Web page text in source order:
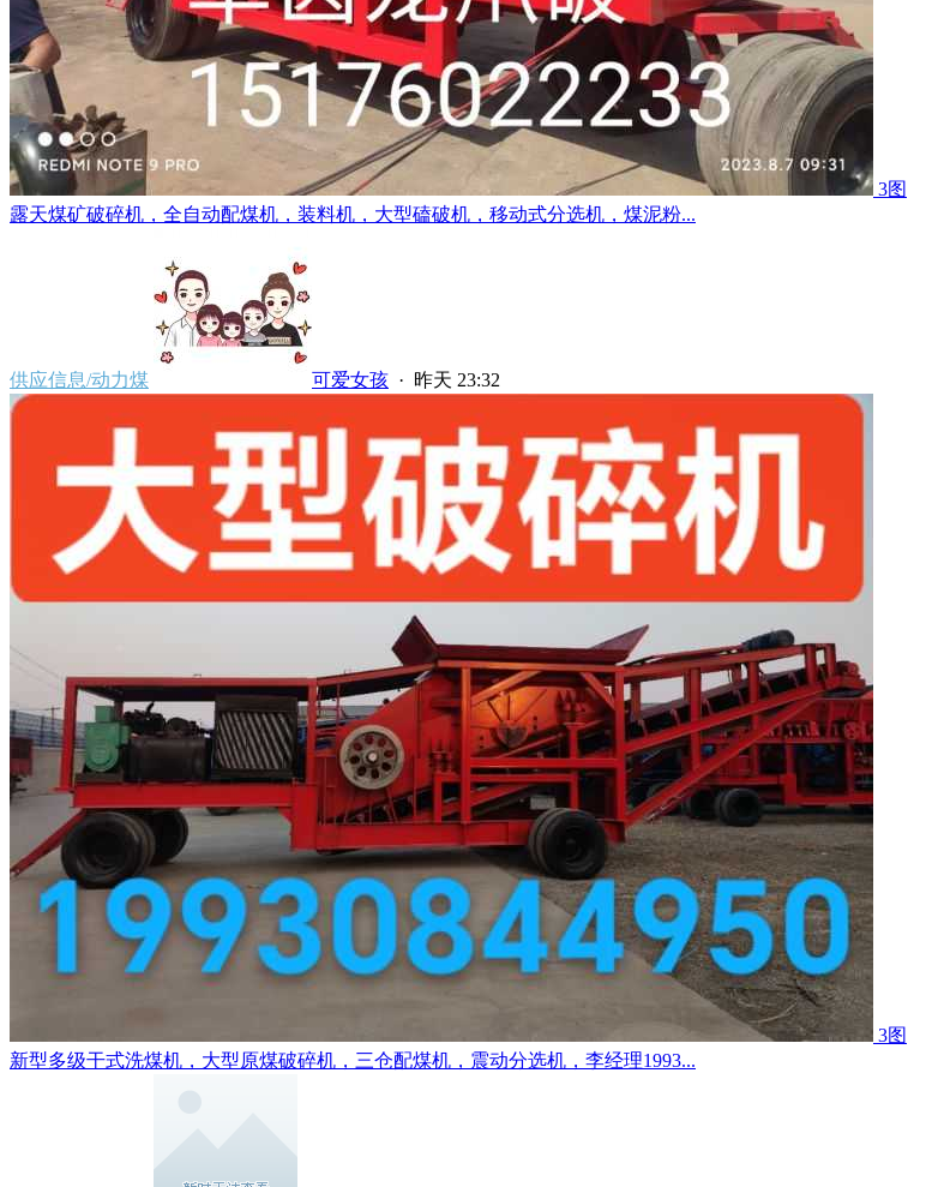
3图
露天煤矿破碎机，全自动配煤机，装料机，大型磕破机，移动式分选机，煤泥粉...
供应信息/动力煤 可爱女孩 · 昨天 23:32
3图
新型多级干式洗煤机，大型原煤破碎机，三仓配煤机，震动分选机，李经理1993...